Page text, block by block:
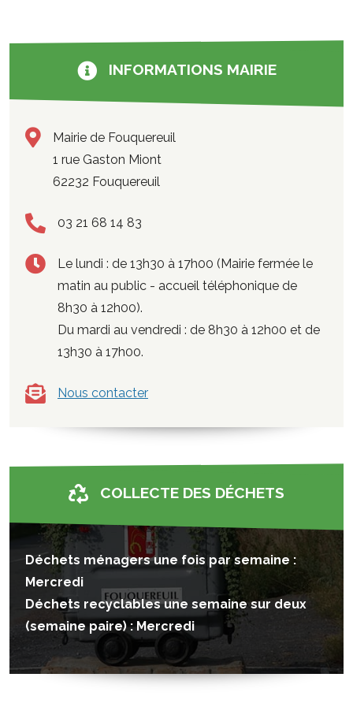
INFORMATIONS MAIRIE
Mairie de Fouquereuil
1 rue Gaston Miont
62232 Fouquereuil
03 21 68 14 83
Le lundi : de 13h30 à 17h00 (Mairie fermée le
matin au public - accueil téléphonique de
8h30 à 12h00).
Du mardi au vendredi : de 8h30 à 12h00 et de
13h30 à 17h00.
Nous contacter
COLLECTE DES DÉCHETS
Déchets ménagers une fois par semaine :
Mercredi
Déchets recyclables une semaine sur deux
(semaine paire) : Mercredi